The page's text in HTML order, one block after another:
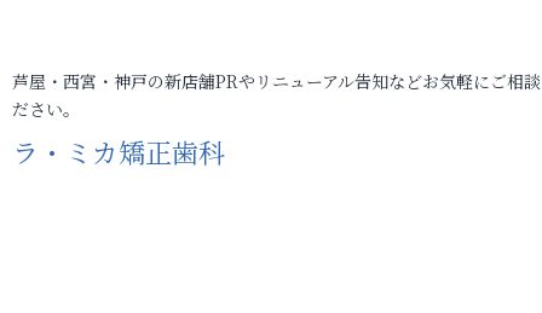
芦屋・西宮・神戸の新店舗PRやリニューアル告知などお気軽にご相
ださい。
ラ・ミカ矯正歯科